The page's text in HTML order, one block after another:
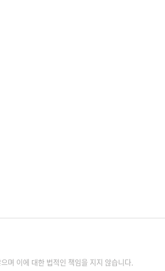
며 이에 대한 법적인 책임을 지지 않습니다.